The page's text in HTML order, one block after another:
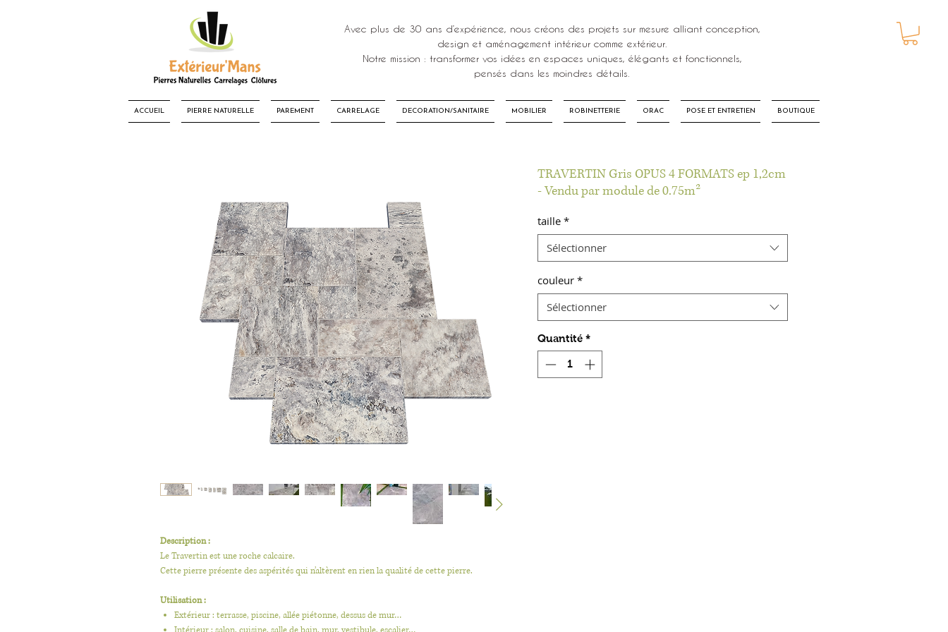
Avec plus de 30 ans d’expérience, nous créons des projets sur mesure alliant conception,
design et aménagement intérieur comme extérieur.
Notre mission : transformer vos idées en espaces uniques, élégants et fonctionnels,
pensés dans les moindres détails.
ACCUEIL PIERRE NATURELLE PAREMENT CARRELAGE DECORATION/SANITAIRE MOBILIER ROBINETTERIE ORAC POSE ET ENTRETIEN BOUTIQUE
Description :
Le Travertin est une roche calcaire.
Cette pierre présente des aspérités qui n’altèrent en rien la qualité de cette pierre.
Utilisation :
Extérieur : terrasse, piscine, allée piétonne, dessus de mur…
TRAVERTIN Gris OPUS 4 FORMATS ep 1,2cm
- Vendu par module de 0.75m²
taille *
Sélectionner
couleur *
Sélectionner
Quantité *